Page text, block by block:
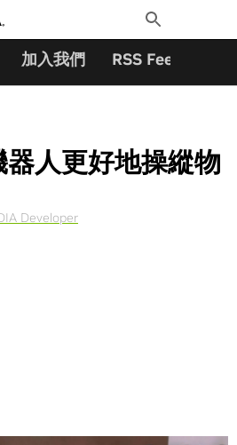
Toggle
Search
加入我們 RSS Feeds
人更好地操縱物
Developer